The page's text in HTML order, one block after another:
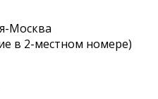
Москва
в 2-местном номере)